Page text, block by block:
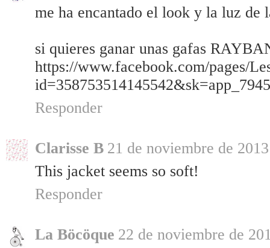
me ha encantado el look y la luz de
si quieres ganar unas gafas
https://www.facebook.com/pages/
Responder
Clarisse B 21 de noviembre de
This jacket seems so soft!
Responder
La Böcöque 22 de noviembre de